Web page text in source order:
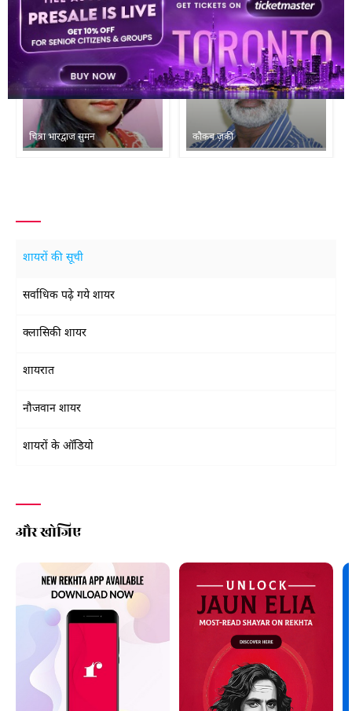
चित्रा भारद्वाज सुमन काैकब ज़की
शायरों की सूची
सर्वाधिक पढ़े गये शायर
क्लासिकी शायर
शायरात
नौजवान शायर
शायरों के ऑडियो
और खोजिए